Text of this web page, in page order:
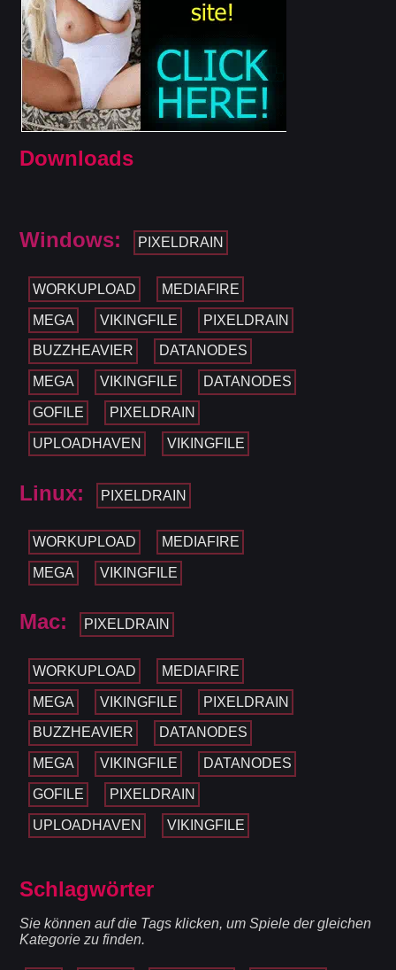
Downloads
Windows: PIXELDRAIN
WORKUPLOAD MEDIAFIRE
MEGA VIKINGFILE PIXELDRAIN
BUZZHEAVIER DATANODES
MEGA VIKINGFILE DATANODES
GOFILE PIXELDRAIN
UPLOADHAVEN VIKINGFILE
Linux: PIXELDRAIN
WORKUPLOAD MEDIAFIRE
MEGA VIKINGFILE
Mac: PIXELDRAIN
WORKUPLOAD MEDIAFIRE
MEGA VIKINGFILE PIXELDRAIN
BUZZHEAVIER DATANODES
MEGA VIKINGFILE DATANODES
GOFILE PIXELDRAIN
UPLOADHAVEN VIKINGFILE
Schlagwörter
Sie können auf die Tags klicken, um Spiele der gleichen
Kategorie zu finden.